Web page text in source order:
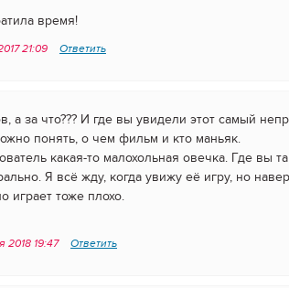
время!
21:09 Ответить
а за что??? И где вы увидели этот самый
понять, о чем фильм и кто маньяк.
какая-то малохольная овечка. Где вы
Я всё жду, когда увижу её игру, но
играет тоже плохо.
2018 19:47 Ответить